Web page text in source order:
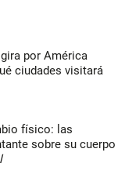
por América
ciudades visitará
físico: las
sobre su cuerpo